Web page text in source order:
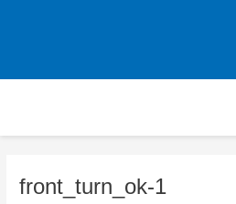
front_turn_ok-1